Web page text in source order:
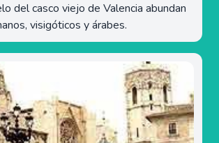
del casco viejo de Valencia abundan
visigóticos y árabes.